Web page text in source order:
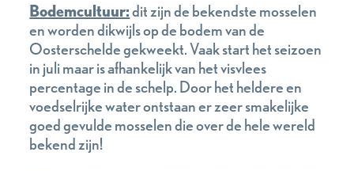
Bodemcultuur:dit zijn de bekendste mosselen
en worden dikwijls op de bodem van de
Oosterschelde gekweekt. Vaak start het seizoen
in juli maar is afhankelijk van het visvlees
percentage in de schelp. Door het heldere en
voedselrijke water ontstaan er zeer smakelijke
goed gevulde mosselen die over de hele wereld
bekend zijn!